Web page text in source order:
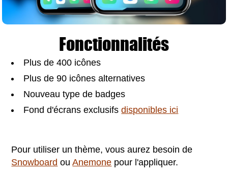
Fonctionnalités
Plus de 400 icônes
Plus de 90 icônes alternatives
Nouveau type de badges
Fond d'écrans exclusifsdisponibles ici
Pour utiliser un thème, vous aurez besoin de
Snowboard ouAnemone pour l'appliquer.